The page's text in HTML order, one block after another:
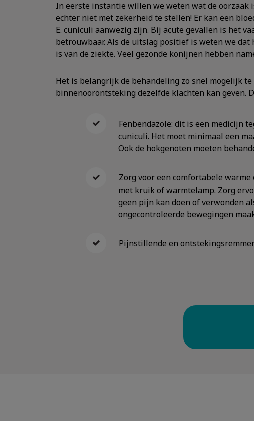
In eerste instantie willen we weten wat de oorzaak
echter niet met zekerheid te stellen! Er kan een
E. cuniculi aanwezig zijn. Bij acute gevallen is het
betrouwbaar. Als de uitslag positief is weten we
is van de ziekte. Veel gezonde konijnen hebben
Het is belangrijk de behandeling zo snel mogelijk
binnenoorontsteking dezelfde klachten kan geven.
Fenbendazole: dit is een medicijn
cuniculi. Het moet minimaal een
Ook de hokgenoten moeten
Zorg voor een comfortabele warme
met kruik of warmtelamp. Zorg
geen pijn kan doen of verwonden
ongecontroleerde bewegingen
Pijnstillende en